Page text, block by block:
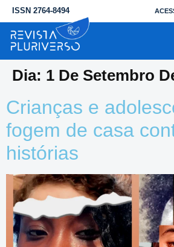
ISSN 2764-8494
Dia: 1 De Setembro
Crianças e
fogem de casa
histórias